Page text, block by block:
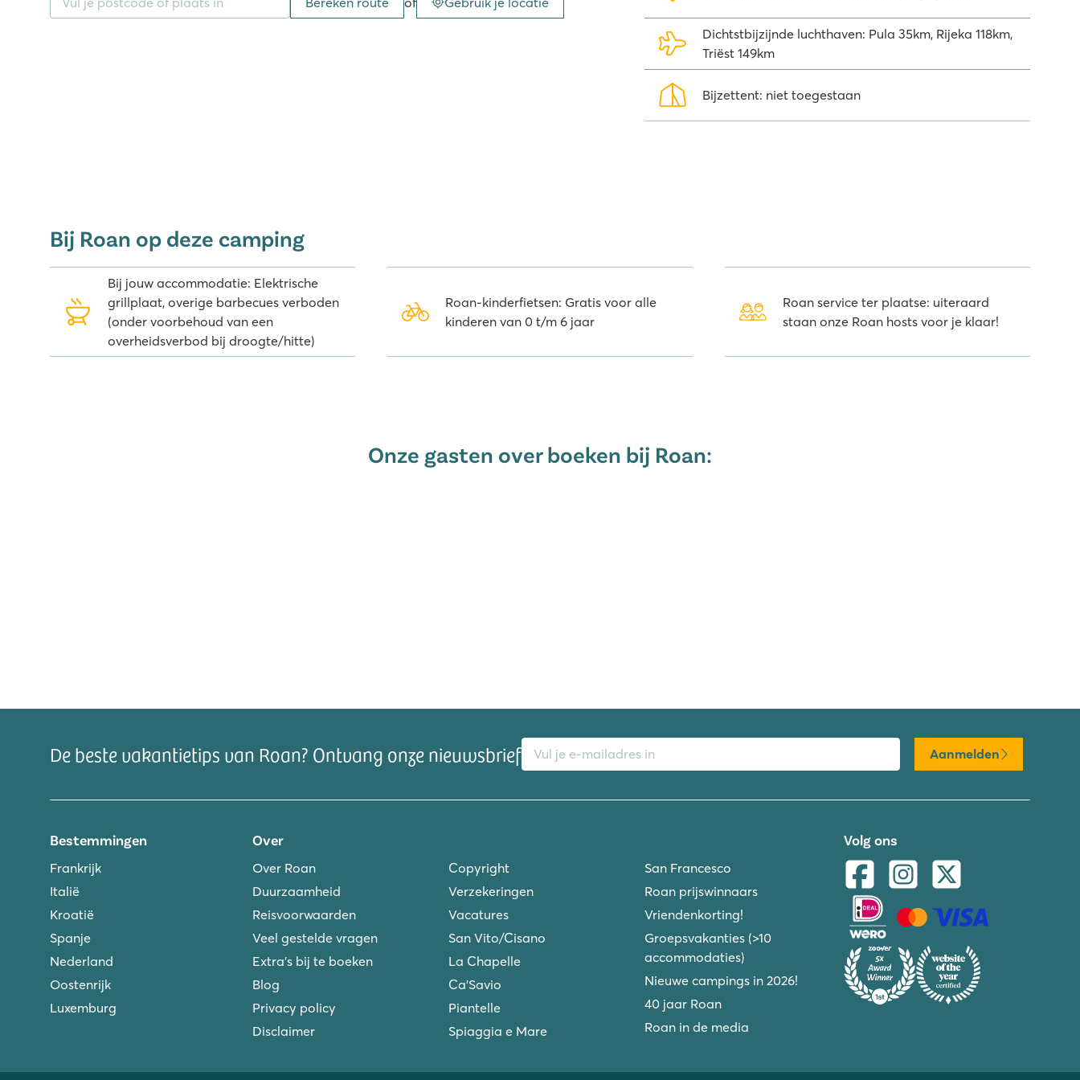
Tijdens je vakantie heb je direct toegang tot meer dan 2500 gratis tijdschriften,
Ben je op zoek naar authentiek Kroatië, dan zijn dorpjes als Golas, Pazin en Labin erg
leuk om te bezoeken. In de omgeving van camping Vestar kun je ook diverse excursies
maken naar bijvoorbeeld het Limski fjord strand, de Brijuni-eilanden, Poreč of Pula.
Pula is de grootste stad van Istrië en staat bekend om de oude Romeinse gebouwen
en het imposante amfitheater. Of bekijk een druipsteengrot, deze vind je veel in de
omgeving van Istrië. Ook kun je een bezoek aan het aquapark ‘Istralandia’ brengen
om van de waterattracties, zwembaden en sportactiviteiten te genieten.
Dichtstbijzijnde luchthaven: Pula 35km, Rijeka 118km,
Triëst 149km
Bijzettent: niet toegestaan
Bij Roan op deze camping
Bij jouw accommodatie: Elektrische
grillplaat, overige barbecues verboden
(onder voorbehoud van een
overheidsverbod bij droogte/hitte)
Roan-kinderfietsen: Gratis voor alle
kinderen van 0 t/m 6 jaar
Roan service ter plaatse: uiteraard
staan onze Roan hosts voor je klaar!
Onze gasten over boeken bij Roan:
De beste vakantietips van Roan? Ontvang onze nieuwsbrief
E-mailadres
Aanmelden
Bestemmingen
Frankrijk
Italië
Kroatië
Spanje
Nederland
Oostenrijk
Luxemburg
Over
Over Roan
Duurzaamheid
Reisvoorwaarden
Veel gestelde vragen
Extra's bij te boeken
Blog
Privacy policy
Disclaimer
Copyright
Verzekeringen
Vacatures
San Vito/Cisano
La Chapelle
Ca'Savio
Piantelle
Spiaggia e Mare
San Francesco
Roan prijswinnaars
Vriendenkorting!
Groepsvakanties (>10
accommodaties)
Nieuwe campings in 2026!
40 jaar Roan
Roan in de media
Volg ons